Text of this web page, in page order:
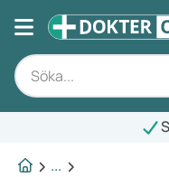
...